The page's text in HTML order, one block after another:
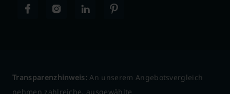
Transparenzhinweis: An unserem Angebotsvergleich
nehmen zahlreiche, ausgewählte